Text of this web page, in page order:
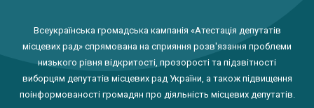
Всеукраїнська громадська кампанія «Атестація депутатів
місцевих рад» спрямована на сприяння розв'язання проблеми
низького рівня відкритості, прозорості та підзвітності
виборцям депутатів місцевих рад України, а також підвищення
поінформованості громадян про діяльність місцевих депутатів.